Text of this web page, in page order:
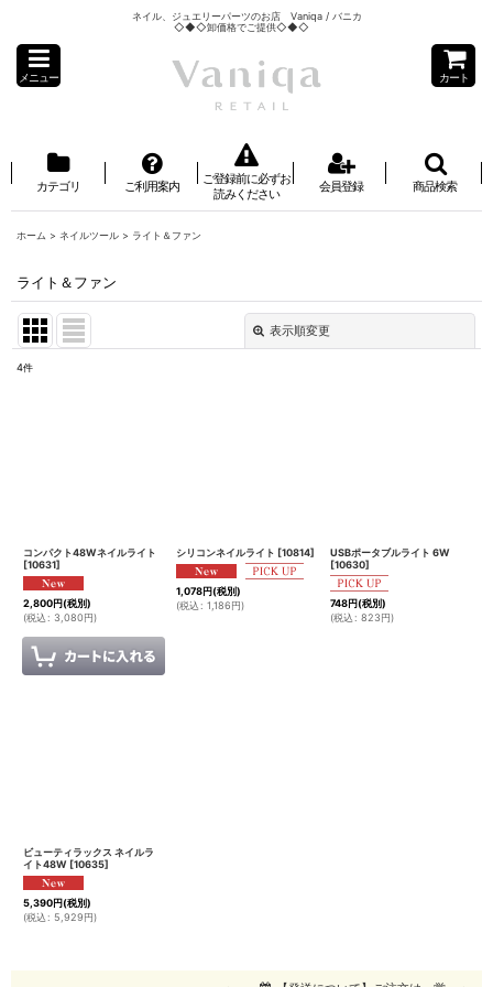
ネイル、ジュエリーパーツのお店 Vaniqa / バニカ
◇◆◇卸価格でご提供◇◆◇
メニュー カート
カテゴリ ご利用案内
ご登録前に必ずお
読みください
会員登録 商品検索
ホーム > ネイルツール > ライト＆ファン
ライト＆ファン
表示順変更
4件
コンパクト48Wネイルライト
[10631]
2,800円(税別)
(税込: 3,080円)
シリコンネイルライト [10814]
1,078円(税別)
(税込 : 1,186円)
USBポータブルライト 6W
[10630]
748円(税別)
(税込: 823円)
ビューティラックス ネイルラ
イト48W [10635]
5,390円(税別)
(税込: 5,929円)